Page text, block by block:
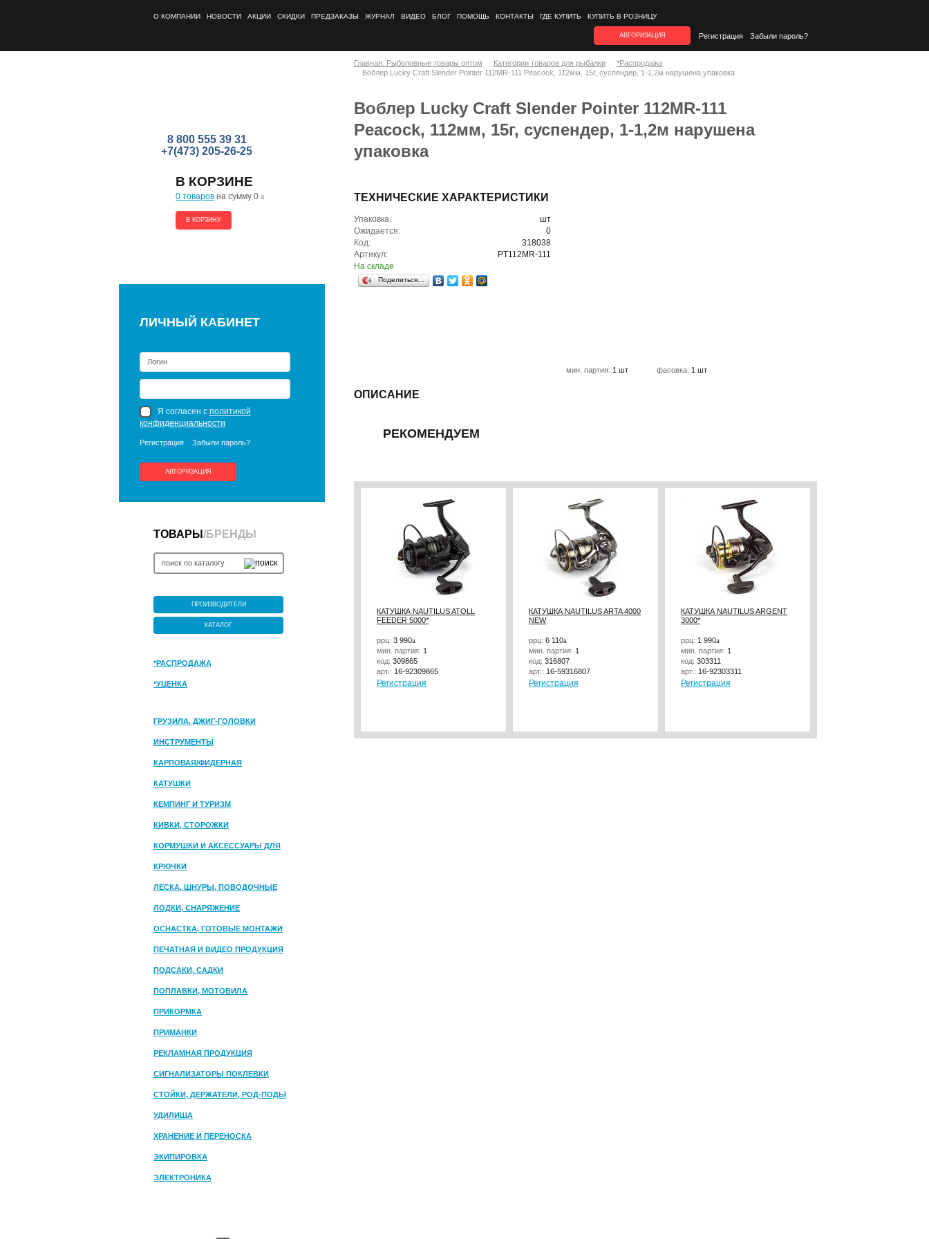
О КОМПАНИИ НОВОСТИ АКЦИИ СКИДКИ ПРЕДЗАКАЗЫ ЖУРНАЛ ВИДЕО БЛОГ ПОМОЩЬ КОНТАКТЫ ГДЕ КУПИТЬ КУПИТЬ В РОЗНИЦУ
АВТОРИЗАЦИЯ Регистрация Забыли пароль?
8 800 555 39 31
+7(473) 205-26-25
В КОРЗИНЕ
0 товаров на сумму 0 a
В КОРЗИНУ
ЛИЧНЫЙ КАБИНЕТ
Я согласен с политикой
конфиденциальности
Регистрация Забыли пароль?
АВТОРИЗАЦИЯ
ТОВАРЫ /БРЕНДЫ
ПРОИЗВОДИТЕЛИ
КАТАЛОГ
*РАСПРОДАЖА
*УЦЕНКА
ГРУЗИЛА, ДЖИГ-ГОЛОВКИ
ИНСТРУМЕНТЫ
КАРПОВАЯ/ФИДЕРНАЯ
КАТУШКИ
КЕМПИНГ И ТУРИЗМ
КИВКИ, СТОРОЖКИ
КОРМУШКИ И АКСЕССУАРЫ ДЛЯ
ПРИКОРМКИ
КРЮЧКИ
ЛЕСКА, ШНУРЫ, ПОВОДОЧНЫЕ
МАТЕРИАЛЫ
ЛОДКИ, СНАРЯЖЕНИЕ
ОСНАСТКА, ГОТОВЫЕ МОНТАЖИ
ПЕЧАТНАЯ И ВИДЕО ПРОДУКЦИЯ
ПОДСАКИ, САДКИ
ПОПЛАВКИ, МОТОВИЛА
ПРИКОРМКА
ПРИМАНКИ
РЕКЛАМНАЯ ПРОДУКЦИЯ
СИГНАЛИЗАТОРЫ ПОКЛЕВКИ
СТОЙКИ, ДЕРЖАТЕЛИ, РОД-ПОДЫ
УДИЛИЩА
ХРАНЕНИЕ И ПЕРЕНОСКА
ЭКИПИРОВКА
ЭЛЕКТРОНИКА
Главная: Рыболовные товары оптом Категории товаров для рыбалки
*Распродажа
Воблер Lucky Craft Slender Pointer 112MR-111 Peacock, 112мм, 15г, суспендер, 1-1,2м нарушена упаковка
Воблер Lucky Craft Slender Pointer 112MR-111
Peacock, 112мм, 15г, суспендер, 1-1,2м нарушена
упаковка
ТЕХНИЧЕСКИЕ ХАРАКТЕРИСТИКИ
Упаковка:
шт
Ожидается:
0
Код:
318038
Артикул:
PT112MR-111
На складе
Поделиться…
мин. партия: 1 шт фасовка: 1 шт
ОПИСАНИЕ
РЕКОМЕНДУЕМ
КАТУШКА NAUTILUS ATOLL
FEEDER 5000*
ррц: 3 990a
мин. партия: 1
код: 309865
арт.: 16-92309865
Регистрация
КАТУШКА NAUTILUS ARTA 4000
NEW
ррц: 6 110a
мин. партия: 1
код: 316807
арт.: 16-59316807
Регистрация
КАТУШКА NAUTILUS ARGENT
3000*
ррц: 1 990a
мин. партия: 1
код: 303311
арт.: 16-92303311
Регистрация